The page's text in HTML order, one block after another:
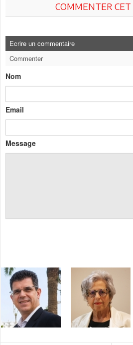
COMMENTER CET
Ecrire un commentaire
Commenter
Nom
Email
Message